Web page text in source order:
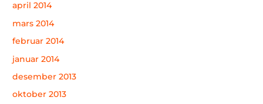
april 2014
mars 2014
februar 2014
januar 2014
desember 2013
oktober 2013